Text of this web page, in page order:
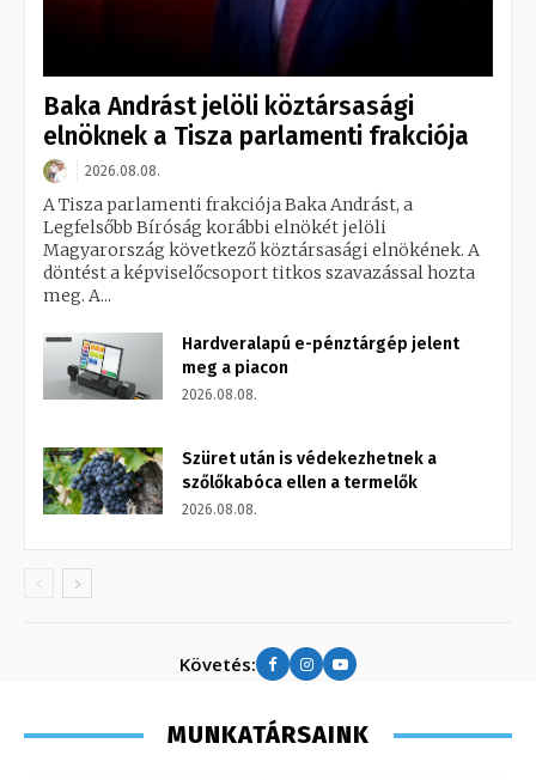
Baka Andrást jelöli köztársasági
elnöknek a Tisza parlamenti frakciója
2026.08.08.
A Tisza parlamenti frakciója Baka Andrást, a
Legfelsőbb Bíróság korábbi elnökét jelöli
Magyarország következő köztársasági elnökének. A
döntést a képviselőcsoport titkos szavazással hozta
meg. A...
Hardveralapú e-pénztárgép jelent
meg a piacon
2026.08.08.
Szüret után is védekezhetnek a
szőlőkabóca ellen a termelők
2026.08.08.
Követés:
MUNKATÁRSAINK